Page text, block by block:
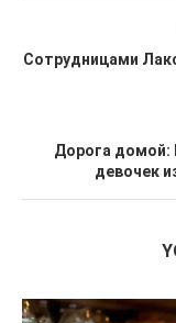
Сотрудницами
Дорога домой:
девочек